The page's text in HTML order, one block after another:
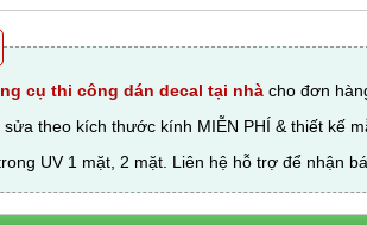
cụ thi công dán decal tại nhà cho đơn
sửa theo kích thước kính MIỄN PHÍ & thiết kế
UV 1 mặt, 2 mặt. Liên hệ hỗ trợ để nhận